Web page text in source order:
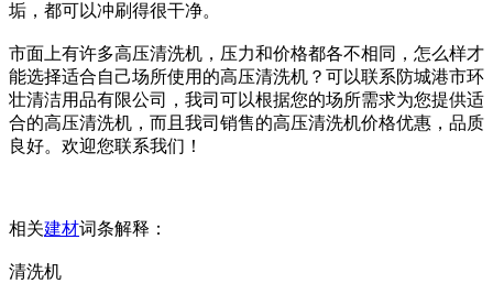
垢，都可以冲刷得很干净。
市面上有许多高压清洗机，压力和价格都各不相同，怎么样才
能选择适合自己场所使用的高压清洗机？可以联系防城港市环
壮清洁用品有限公司，我司可以根据您的场所需求为您提供适
合的高压清洗机，而且我司销售的高压清洗机价格优惠，品质
良好。欢迎您联系我们！
相关建材词条解释：
清洗机